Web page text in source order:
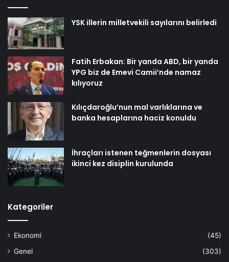
YSK illerin milletvekili sayılarını belirledi
Fatih Erbakan: Bir yanda ABD, bir yanda
YPG biz de Emevi Camii’nde namaz
kılıyoruz
Kılıçdaroğlu’nun mal varlıklarına ve
banka hesaplarına haciz konuldu
İhraçları istenen teğmenlerin dosyası
ikinci kez disiplin kurulunda
Kategoriler
Ekonomi
(45)
Genel
(303)